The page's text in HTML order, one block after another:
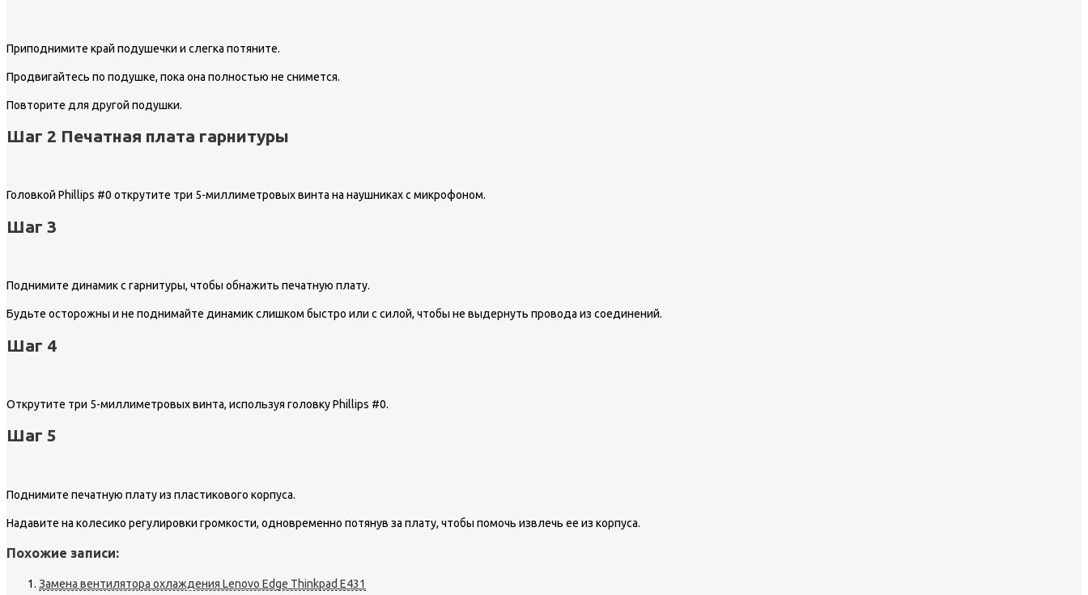
Приподнимите край подушечки и слегка потяните.
Продвигайтесь по подушке, пока она полностью не снимется.
Повторите для другой подушки.
Шаг 2 Печатная плата гарнитуры
Головкой Phillips #0 открутите три 5-миллиметровых винта на наушниках с микрофоном.
Шаг 3
Поднимите динамик с гарнитуры, чтобы обнажить печатную плату.
Будьте осторожны и не поднимайте динамик слишком быстро или с силой, чтобы не выдернуть провода из соединений.
Шаг 4
Открутите три 5-миллиметровых винта, используя головку Phillips #0.
Шаг 5
Поднимите печатную плату из пластикового корпуса.
Надавите на колесико регулировки громкости, одновременно потянув за плату, чтобы помочь извлечь ее из корпуса.
Похожие записи:
Замена вентилятора охлаждения Lenovo Edge Thinkpad E431